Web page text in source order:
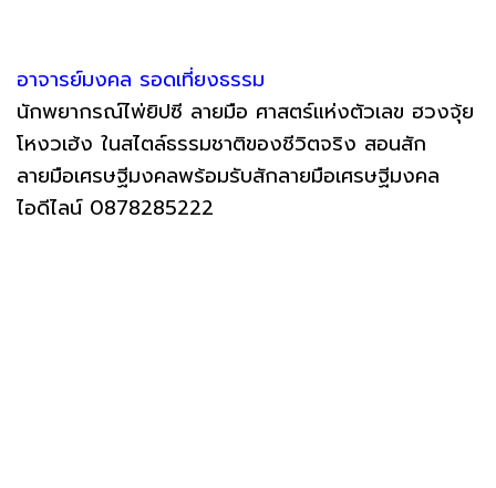
อาจารย์มงคล รอดเที่ยงธรรม
นักพยากรณ์ไพ่ยิปซี ลายมือ ศาสตร์แห่งตัวเลข ฮวงจุ้ย
โหงวเฮ้ง ในสไตล์ธรรมชาติของชีวิตจริง สอนสัก
ลายมือเศรษฐีมงคลพร้อมรับสักลายมือเศรษฐีมงคล
ไอดีไลน์ 0878285222